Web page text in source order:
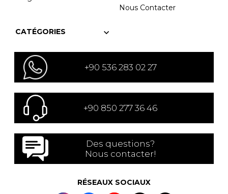
Nous Contacter
CATÉGORIES
+90 536 283 02 27
+90 850 277 36 46
Des questions?
Nous contacter!
RÉSEAUX SOCIAUX